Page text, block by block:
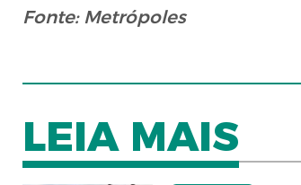
Fonte: Metrópoles
LEIA MAIS